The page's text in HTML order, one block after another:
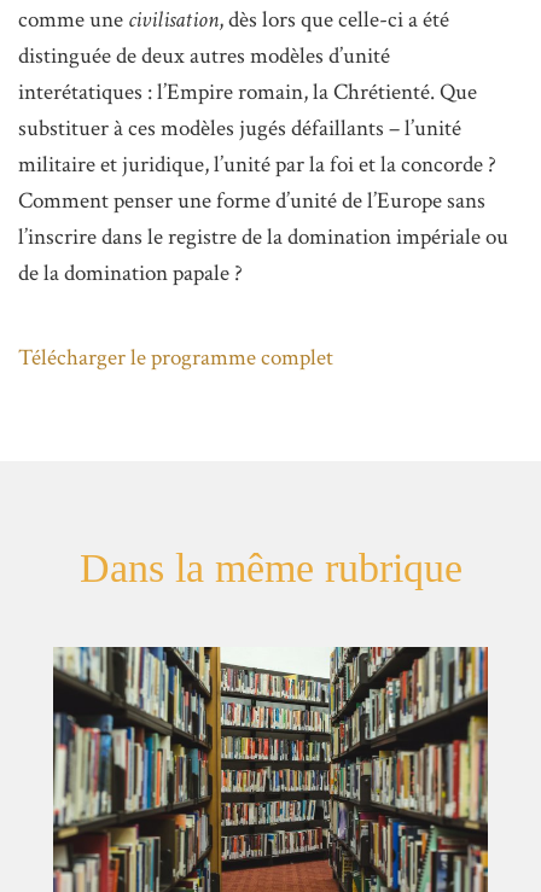
comme une civilisation, dès lors que celle-ci a été
distinguée de deux autres modèles d’unité
interétatiques : l’Empire romain, la Chrétienté. Que
substituer à ces modèles jugés défaillants – l’unité
militaire et juridique, l’unité par la foi et la concorde ?
Comment penser une forme d’unité de l’Europe sans
l’inscrire dans le registre de la domination impériale ou
de la domination papale ?
Télécharger le programme complet
Dans la même rubrique